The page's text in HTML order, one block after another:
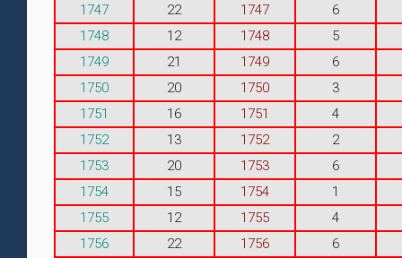
1747
22 1747
6
1748
12 1748
5
1749
21 1749
6
1750
20 1750
3
1751
16 1751
4
1752
13 1752
2
1753
20 1753
6
1754
15 1754
1
1755
12 1755
4
1756
22 1756
6